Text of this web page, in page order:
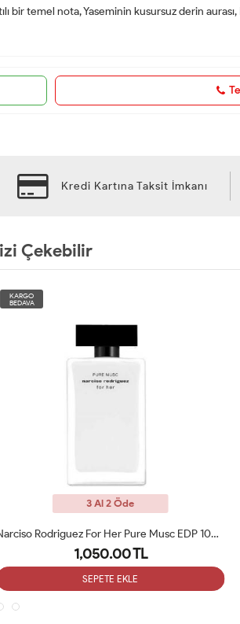
temel nota, Yaseminin kusursuz derin
Kredi Kartına Taksit İmkanı
Çekebilir
KARGO
BEDAVA
3 Al 2 Öde
Elie Saab Girl Of Now EDP 90 Ml Kadın Parfüm Tester
1,080.00 TL
SEPETE EKLE